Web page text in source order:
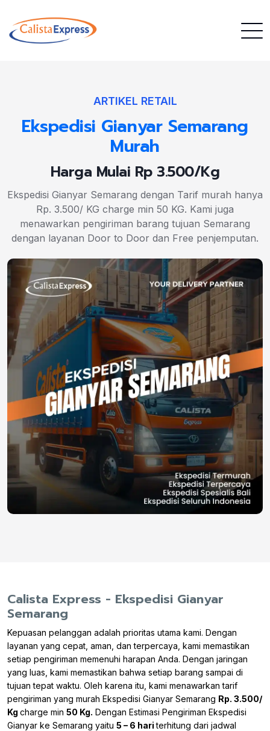
ARTIKEL RETAIL
Ekspedisi Gianyar Semarang
Murah
Harga Mulai Rp 3.500/Kg
Ekspedisi Gianyar Semarang dengan Tarif murah hanya
Rp. 3.500/ KG charge min 50 KG. Kami juga
menawarkan pengiriman barang tujuan Semarang
dengan layanan Door to Door dan Free penjemputan.
Calista Express - Ekspedisi Gianyar
Semarang
Kepuasan pelanggan adalah prioritas utama kami. Dengan
layanan yang cepat, aman, dan terpercaya, kami memastikan
setiap pengiriman memenuhi harapan Anda. Dengan jaringan
yang luas, kami memastikan bahwa setiap barang sampai di
tujuan tepat waktu. Oleh karena itu, kami menawarkan tarif
pengiriman yang murah Ekspedisi Gianyar Semarang Rp. 3.500/
Kg charge min 50 Kg. Dengan Estimasi Pengiriman Ekspedisi
Gianyar ke Semarang yaitu 5 – 6 hariterhitung dari jadwal